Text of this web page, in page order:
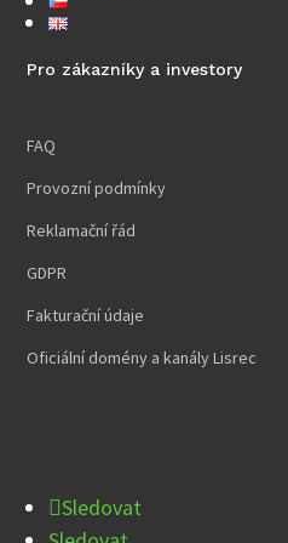
Pro zákazníky a investory
FAQ
Provozní podmínky
Reklamační řád
GDPR
Fakturační údaje
Oficiální domény a kanály Lisrec
Sledovat